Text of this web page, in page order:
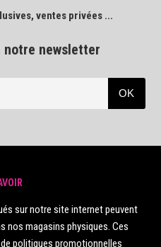
ventes privées ...
notre newsletter
sur notre site internet peuvent
nos magasins physiques. Ces
politiques promotionnelles